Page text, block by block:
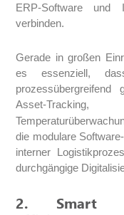
ERP-Software und
verbinden.
Gerade in großen
es essenziell,
Asset-
die modulare
interner
durchgängige
2. Smart